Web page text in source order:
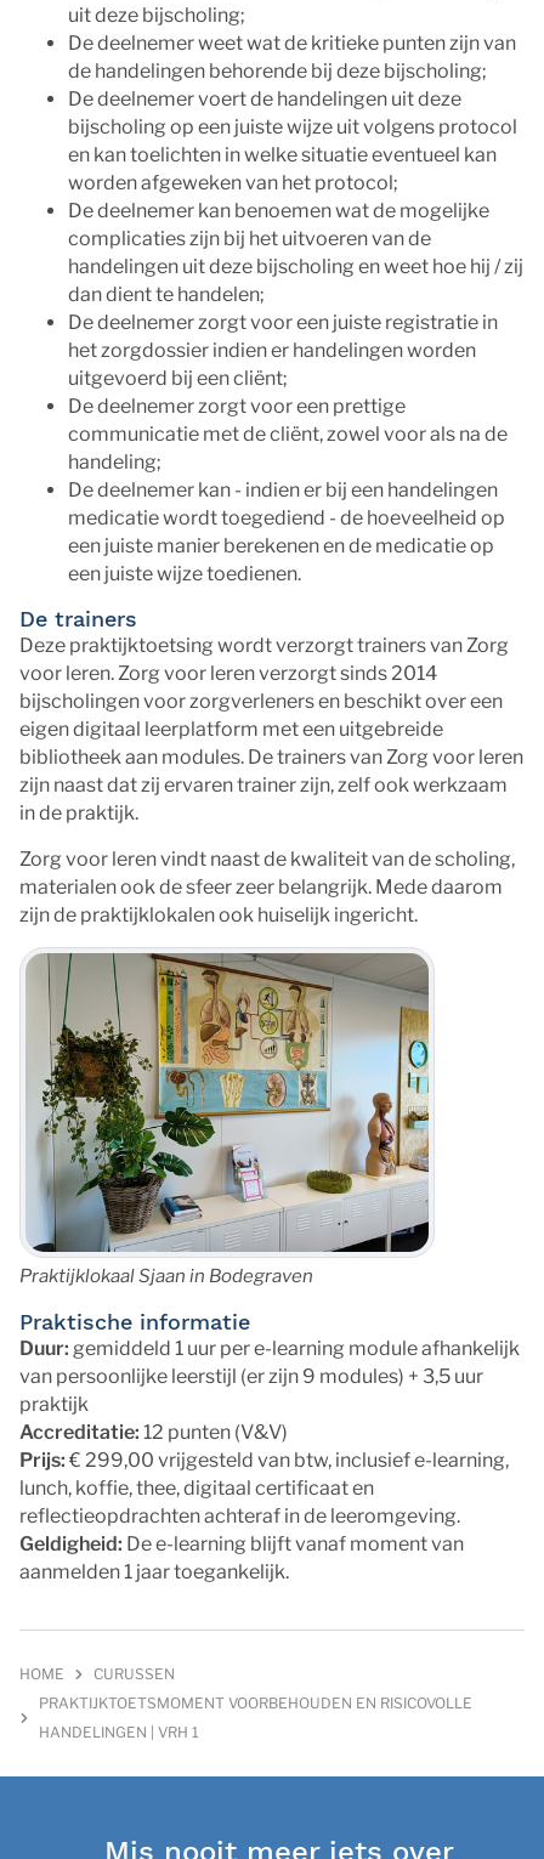
uit deze bijscholing;
De deelnemer weet wat de kritieke punten zijn van
de handelingen behorende bij deze bijscholing;
De deelnemer voert de handelingen uit deze
bijscholing op een juiste wijze uit volgens protocol
en kan toelichten in welke situatie eventueel kan
worden afgeweken van het protocol;
De deelnemer kan benoemen wat de mogelijke
complicaties zijn bij het uitvoeren van de
handelingen uit deze bijscholing en weet hoe hij / zij
dan dient te handelen;
De deelnemer zorgt voor een juiste registratie in
het zorgdossier indien er handelingen worden
uitgevoerd bij een cliënt;
De deelnemer zorgt voor een prettige
communicatie met de cliënt, zowel voor als na de
handeling;
De deelnemer kan - indien er bij een handelingen
medicatie wordt toegediend - de hoeveelheid op
een juiste manier berekenen en de medicatie op
een juiste wijze toedienen.
De trainers
Deze praktijktoetsing wordt verzorgt trainers van Zorg
voor leren. Zorg voor leren verzorgt sinds 2014
bijscholingen voor zorgverleners en beschikt over een
eigen digitaal leerplatform met een uitgebreide
bibliotheek aan modules. De trainers van Zorg voor leren
zijn naast dat zij ervaren trainer zijn, zelf ook werkzaam
in de praktijk.
Zorg voor leren vindt naast de kwaliteit van de scholing,
materialen ook de sfeer zeer belangrijk. Mede daarom
zijn de praktijklokalen ook huiselijk ingericht.
Praktijklokaal Sjaan in Bodegraven
Praktische informatie
Duur: gemiddeld 1 uur per e-learning module afhankelijk
van persoonlijke leerstijl (er zijn 9 modules) + 3,5 uur
praktijk
Accreditatie: 12 punten (V&V)
Prijs:€ 299,00 vrijgesteld van btw, inclusief e-learning,
lunch, koffie, thee, digitaal certificaat en
reflectieopdrachten achteraf in de leeromgeving.
Geldigheid: De e-learning blijft vanaf moment van
aanmelden 1 jaar toegankelijk.
HOME
CURUSSEN
PRAKTIJKTOETSMOMENT VOORBEHOUDEN EN RISICOVOLLE
HANDELINGEN | VRH 1
Mis nooit meer iets over